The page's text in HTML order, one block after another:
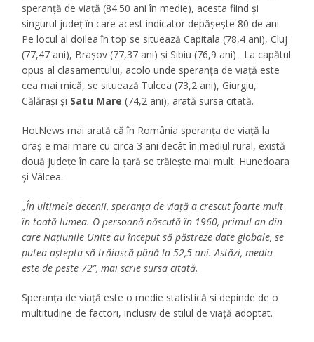
speranță de viață (84.50 ani în medie), acesta fiind și
singurul județ în care acest indicator depășește 80 de ani.
Pe locul al doilea în top se situează Capitala (78,4 ani), Cluj
(77,47 ani), Brașov (77,37 ani) și Sibiu (76,9 ani) . La capătul
opus al clasamentului, acolo unde speranța de viață este
cea mai mică, se situează Tulcea (73,2 ani), Giurgiu,
Călărași și Satu Mare (74,2 ani), arată sursa citată.
HotNews mai arată că în România speranța de viață la
oraș e mai mare cu circa 3 ani decât în mediul rural, există
două județe în care la țară se trăiește mai mult: Hunedoara
și Vâlcea.
„În ultimele decenii, speranța de viață a crescut foarte mult
în toată lumea. O persoană născută în 1960, primul an din
care Națiunile Unite au început să păstreze date globale, se
putea aștepta să trăiască până la 52,5 ani. Astăzi, media
este de peste 72”, mai scrie sursa citată.
Speranța de viață este o medie statistică și depinde de o
multitudine de factori, inclusiv de stilul de viață adoptat.